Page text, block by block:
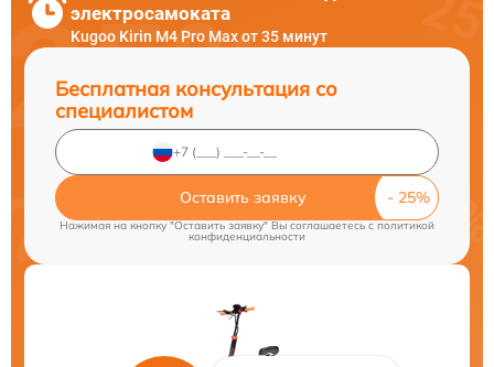
электросамоката
Kugoo Kirin M4 Pro Max от 35 минут
Бесплатная консультация со
специалистом
Оставить заявку
Нажимая на кнопку "Оставить заявку" Вы соглашаетесь cполитикой
конфиденциальности